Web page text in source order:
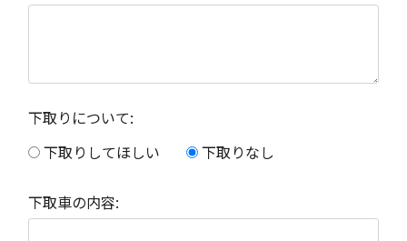
下取りについて:
下取りしてほしい
下取りなし
下取車の内容: